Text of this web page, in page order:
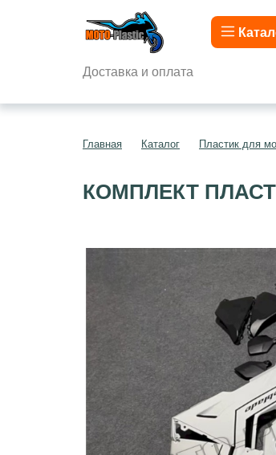
Доставка и оплата
Главная Каталог Пластик для
КОМПЛЕКТ